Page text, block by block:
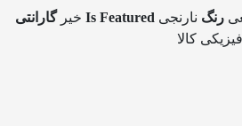
رنگ نارنجی Is Featured خیر گارانتی
کالا